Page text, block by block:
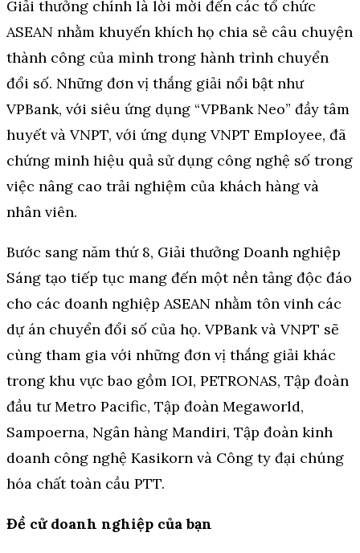
Giải thưởng chính là lời mời đến các tổ chức
ASEAN nhằm khuyến khích họ chia sẻ câu chuyện
thành công của mình trong hành trình chuyển
đổi số. Những đơn vị thắng giải nổi bật như
VPBank, với siêu ứng dụng “VPBank Neo” đầy tâm
huyết và VNPT, với ứng dụng VNPT Employee, đã
chứng minh hiệu quả sử dụng công nghệ số trong
việc nâng cao trải nghiệm của khách hàng và
nhân viên.
Bước sang năm thứ 8, Giải thưởng Doanh nghiệp
Sáng tạo tiếp tục mang đến một nền tảng độc đáo
cho các doanh nghiệp ASEAN nhằm tôn vinh các
dự án chuyển đổi số của họ. VPBank và VNPT sẽ
cùng tham gia với những đơn vị thắng giải khác
trong khu vực bao gồm IOI, PETRONAS, Tập đoàn
đầu tư Metro Pacific, Tập đoàn Megaworld,
Sampoerna, Ngân hàng Mandiri, Tập đoàn kinh
doanh công nghệ Kasikorn và Công ty đại chúng
hóa chất toàn cầu PTT.
Đề cử doanh nghiệp của bạn